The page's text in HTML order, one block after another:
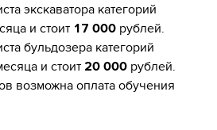
экскаватора категорий
и стоит 17 000рублей.
бульдозера категорий
и стоит 20 000рублей.
возможна оплата обучения